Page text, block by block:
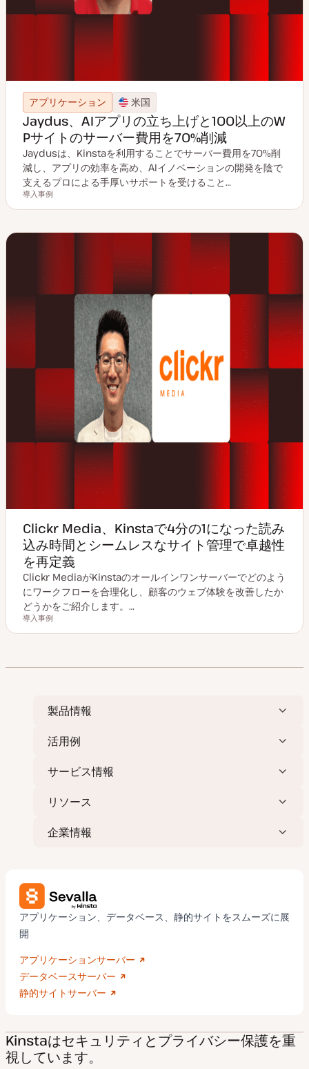
アプリケーション 米国
Jaydus、AIアプリの立ち上げと100以上のW
Pサイトのサーバー費用を70%削減
Jaydusは、Kinstaを利用することでサーバー費用を70%削
減し、アプリの効率を高め、AIイノベーションの開発を陰で
支えるプロによる手厚いサポートを受けること…
投稿タイプ
導入事例
Clickr Media、Kinstaで4分の1になった読み
込み時間とシームレスなサイト管理で卓越性
を再定義
Clickr MediaがKinstaのオールインワンサーバーでどのよう
にワークフローを合理化し、顧客のウェブ体験を改善したか
どうかをご紹介します。…
投稿タイプ
導入事例
製品情報
活用例
サービス情報
リソース
企業情報
アプリケーション、データベース、静的サイトをスムーズに展
開
アプリケーションサーバー
データベースサーバー
静的サイトサーバー
Kinstaはセキュリティとプライバシー保護を重
視しています。